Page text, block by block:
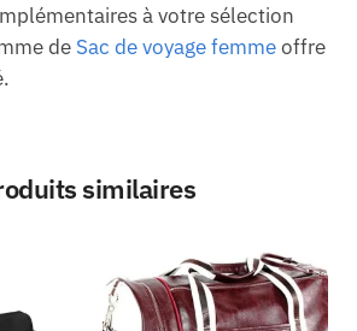
à votre sélection
de Sac de voyage femmeoffre
similaires